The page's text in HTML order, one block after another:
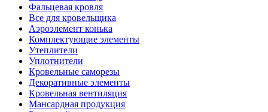
Фальцевая кровля
Все для кровельщика
Аэроэлемент конька
Комплектующие элементы
Утеплители
Уплотнители
Кровельные саморезы
Декоративные элементы
Кровельная вентиляция
Мансардная продукция